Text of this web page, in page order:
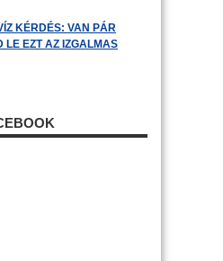
KÉRDÉS: VAN PÁR
LE EZT AZ IZGALMAS